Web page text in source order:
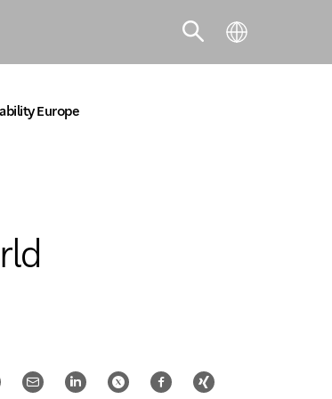
SOLUZIONE ADATTA AL
Europe